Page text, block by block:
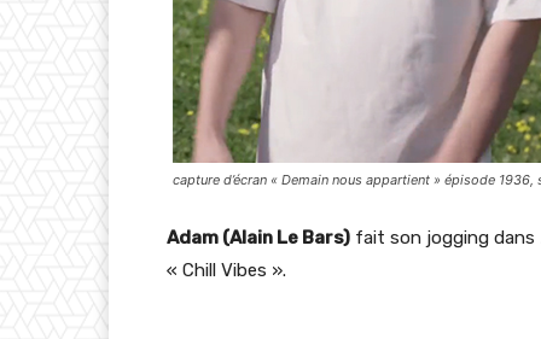
capture d’écran « Demain nous appartient » épisode 1936,
Adam (Alain Le Bars) fait son jogging dans
« Chill Vibes ».